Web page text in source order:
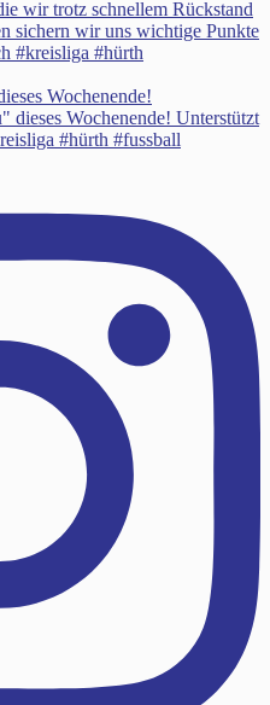
Wochenende!